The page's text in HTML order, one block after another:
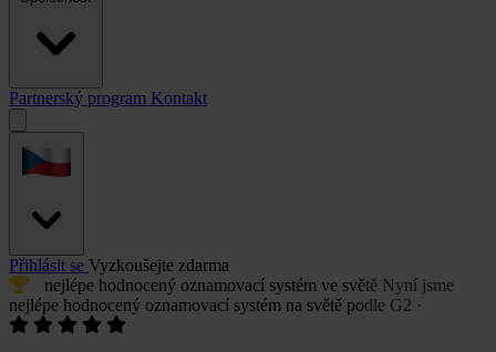
Partnerský program Kontakt
menu
Přihlásit se Vyzkoušejte zdarma
nejlépe hodnocený oznamovací systém ve světě Nyní jsme
nejlépe hodnocený oznamovací systém na světě podle G2 ·